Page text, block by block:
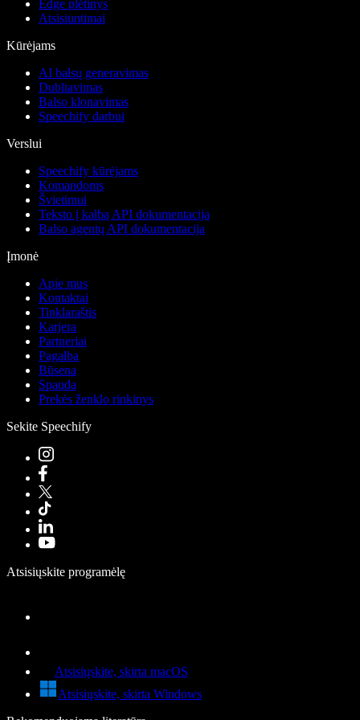
Edge plėtinys
Atsisiuntimai
Kūrėjams
AI balsų generavimas
Dubliavimas
Balso klonavimas
Speechify darbui
Verslui
Speechify kūrėjams
Komandoms
Švietimui
Teksto į kalbą API dokumentacija
Balso agentų API dokumentacija
Įmonė
Apie mus
Kontaktai
Tinklaraštis
Karjera
Partneriai
Pagalba
Būsena
Spauda
Prekės ženklo rinkinys
Sekite Speechify
Atsisiųskite programėlę
Atsisiųskite, skirta macOS
Atsisiųskite, skirta Windows